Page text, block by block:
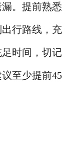
。提前熟悉
行路线，充
时间，切记
至少提前45